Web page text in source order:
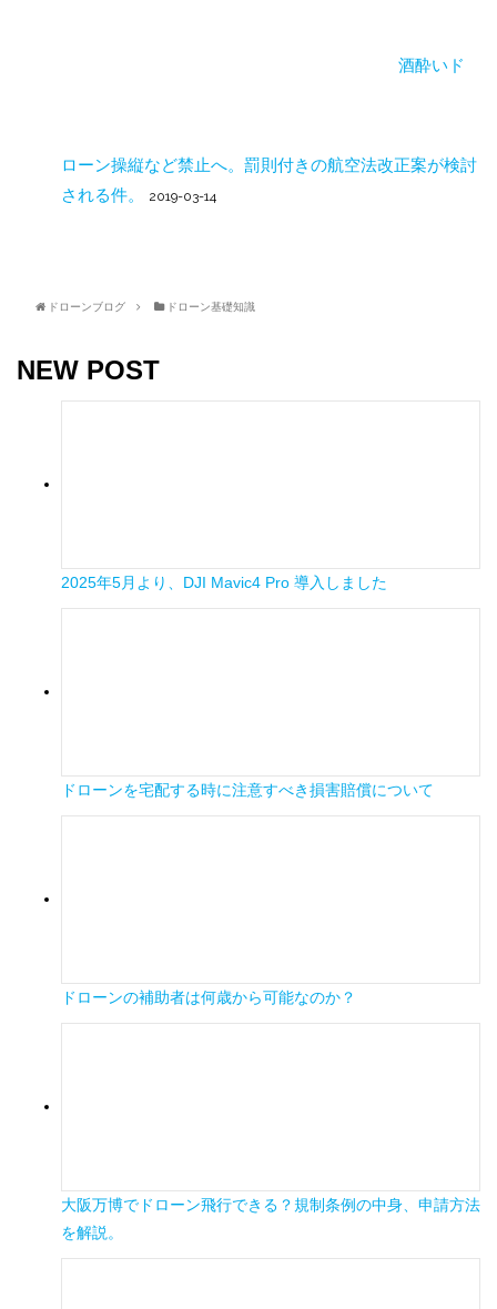
酒酔いド
ローン操縦など禁止へ。罰則付きの航空法改正案が検討
される件。
2019-03-14
ドローンブログ ドローン基礎知識
NEW POST
2025年5月より、DJI Mavic4 Pro 導入しました
ドローンを宅配する時に注意すべき損害賠償について
ドローンの補助者は何歳から可能なのか？
大阪万博でドローン飛行できる？規制条例の中身、申請方法
を解説。